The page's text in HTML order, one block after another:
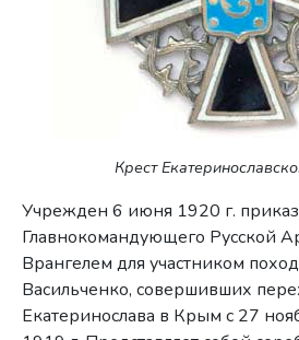
Крест
Учрежден 6 июня 1920 г.
Главнокомандующего Русской
Врангелем для участником
Васильченко, совершивших
Екатеринослава в Крым с 27